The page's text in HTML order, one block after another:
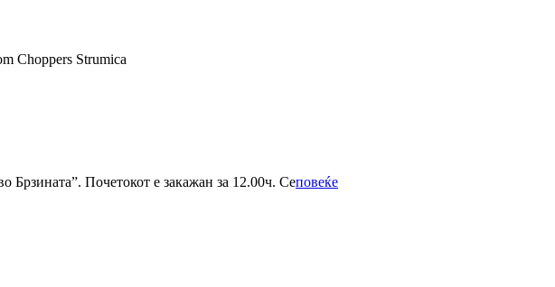
Choppers Strumica
Почетокот е закажан за 12.00ч. СеповеќеБАВНА